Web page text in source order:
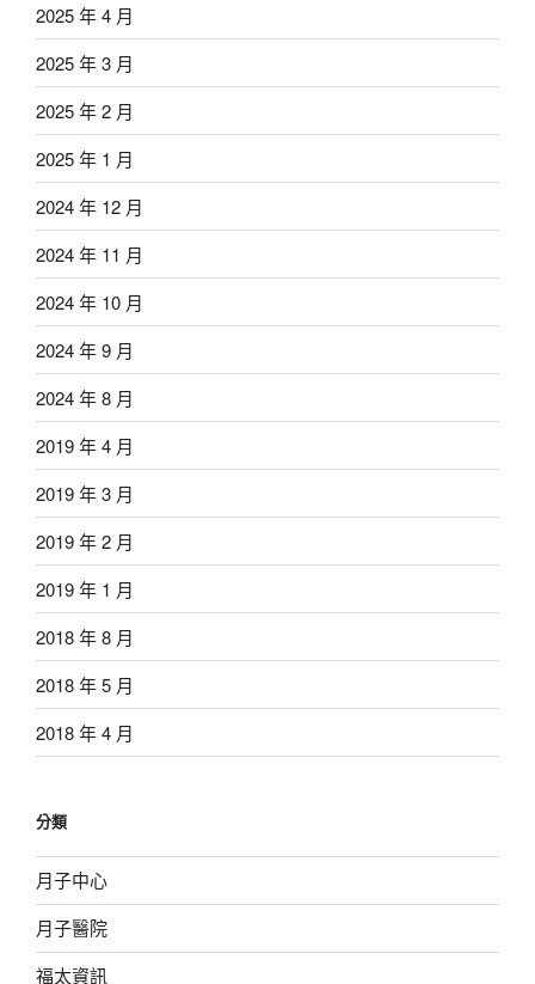
2025 年 4 月
2025 年 3 月
2025 年 2 月
2025 年 1 月
2024 年 12 月
2024 年 11 月
2024 年 10 月
2024 年 9 月
2024 年 8 月
2019 年 4 月
2019 年 3 月
2019 年 2 月
2019 年 1 月
2018 年 8 月
2018 年 5 月
2018 年 4 月
分類
月子中心
月子醫院
福太資訊